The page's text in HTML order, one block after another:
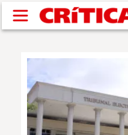
Pasar al contenido principal
SUCESOS
NACIONAL